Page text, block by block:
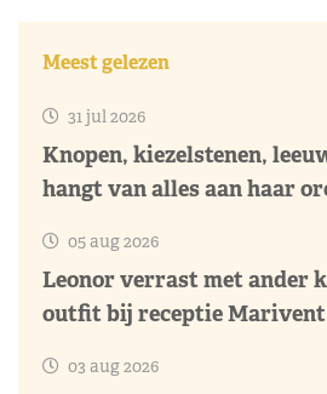
Meest gelezen
31 jul 2026
Knopen, kiezelstenen,
hangt van alles aan haar
05 aug 2026
Leonor verrast met ander
outfit bij receptie Marivent
03 aug 2026